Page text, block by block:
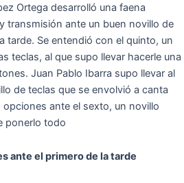
Ortega desarrolló una faena
transmisión ante un buen novillo de
tarde. Se entendió con el quinto, un
teclas, al que supo llevar hacerle una
Juan Pablo Ibarra supo llevar al
de teclas que se envolvió a canta
ante el sexto, un novillo
ponerlo todo
ante el primero de la tarde